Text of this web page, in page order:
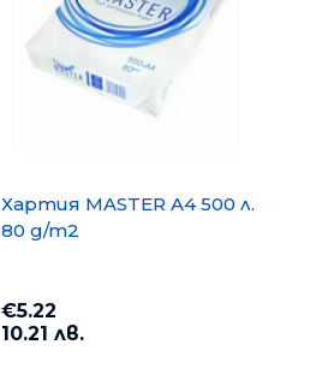
Хартия MASTER A4 500 л.
80 g/m2
€5.22
10.21 лв.